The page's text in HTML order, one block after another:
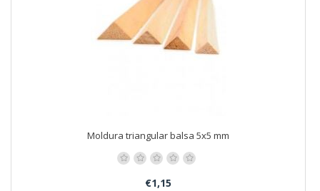
Moldura triangular balsa 5x5 mm
€1,15